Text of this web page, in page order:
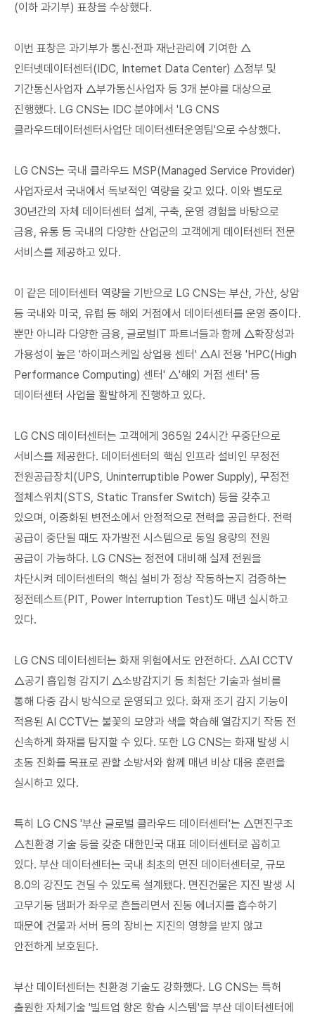
(이하 과기부) 표창을 수상했다.
이번 표창은 과기부가 통신·전파 재난관리에 기여한 △
인터넷데이터센터(IDC, Internet Data Center) △정부 및
기간통신사업자 △부가통신사업자 등 3개 분야를 대상으로
진행했다. LG CNS는 IDC 분야에서 'LG CNS
클라우드데이터센터사업단 데이터센터운영팀'으로 수상했다.
LG CNS는 국내 클라우드 MSP(Managed Service Provider)
사업자로서 국내에서 독보적인 역량을 갖고 있다. 이와 별도로
30년간의 자체 데이터센터 설계, 구축, 운영 경험을 바탕으로
금융, 유통 등 국내의 다양한 산업군의 고객에게 데이터센터 전문
서비스를 제공하고 있다.
이 같은 데이터센터 역량을 기반으로 LG CNS는 부산, 가산, 상암
등 국내와 미국, 유럽 등 해외 거점에서 데이터센터를 운영 중이다.
뿐만 아니라 다양한 금융, 글로벌IT 파트너들과 함께 △확장성과
가용성이 높은 '하이퍼스케일 상업용 센터' △AI 전용 'HPC(High
Performance Computing) 센터' △'해외 거점 센터' 등
데이터센터 사업을 활발하게 진행하고 있다.
LG CNS 데이터센터는 고객에게 365일 24시간 무중단으로
서비스를 제공한다. 데이터센터의 핵심 인프라 설비인 무정전
전원공급장치(UPS, Uninterruptible Power Supply), 무정전
절체스위치(STS, Static Transfer Switch) 등을 갖추고
있으며, 이중화된 변전소에서 안정적으로 전력을 공급한다. 전력
공급이 중단될 때도 자가발전 시스템으로 동일 용량의 전원
공급이 가능하다. LG CNS는 정전에 대비해 실제 전원을
차단시켜 데이터센터의 핵심 설비가 정상 작동하는지 검증하는
정전테스트(PIT, Power Interruption Test)도 매년 실시하고
있다.
LG CNS 데이터센터는 화재 위험에서도 안전하다. △AI CCTV
△공기 흡입형 감지기 △소방감지기 등 최첨단 기술과 설비를
통해 다중 감시 방식으로 운영되고 있다. 화재 조기 감지 기능이
적용된 AI CCTV는 불꽃의 모양과 색을 학습해 열감지기 작동 전
신속하게 화재를 탐지할 수 있다. 또한 LG CNS는 화재 발생 시
초동 진화를 목표로 관할 소방서와 함께 매년 비상 대응 훈련을
실시하고 있다.
특히 LG CNS '부산 글로벌 클라우드 데이터센터'는 △면진구조
△친환경 기술 등을 갖춘 대한민국 대표 데이터센터로 꼽히고
있다. 부산 데이터센터는 국내 최초의 면진 데이터센터로, 규모
8.0의 강진도 견딜 수 있도록 설계됐다. 면진건물은 지진 발생 시
고무기둥 댐퍼가 좌우로 흔들리면서 진동 에너지를 흡수하기
때문에 건물과 서버 등의 장비는 지진의 영향을 받지 않고
안전하게 보호된다.
부산 데이터센터는 친환경 기술도 강화했다. LG CNS는 특허
출원한 자체기술 '빌트업 항온 항습 시스템'을 부산 데이터센터에